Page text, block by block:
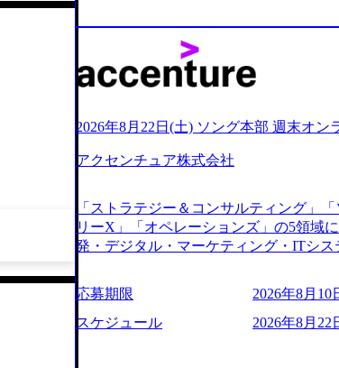
ng-xiang-ke) 「働く人」「事業・サービ
リアルを取り上げています！ (https://
大分県より「外国人留学生等受入環境整
main/html/rd/p/
ム「NALYSYS」リリース (https://
レジーズで活躍するメンバー紹介！〜 管
s://www.youtube.com/
に1兆円を目指す日本にもなかなかない
130%成長 https://storage.googleapis.com/
20251030164405_5c527843-d227-4df8-
googleapis.com/our-vision-
上もの新規事業を立ち上げているため
かする「オールインハウス」型の組織
主体的かつ柔軟なキャリア形成が可能。
2026年8月22日(土) ソング本部 週末オン
アクセンチュア株式会社
「ストラテジー＆コンサルティング」
リーX」「オペレーションズ」の5領域
発・デジタル・マーケティング・ITシ
ファームである あらゆる産業において
ne Global 500社の80％以上の企業をク
ジェクトは「ファーストリテイリング
ンサルティング活動のみならず、2021
応募期限
2026年8月10
スケジュール
2026年8月22